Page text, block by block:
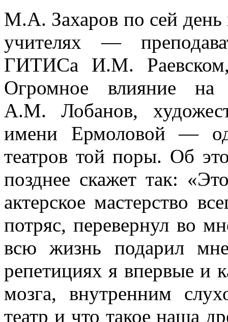
М.А. Захаров по сей день
учителях —
ГИТИСа И.М.
Огромное влияние на
А.М. Лобанов,
имени Ермоловой —
театров той поры. Об
позднее скажет так:
актерское мастерство
потряс, перевернул во
всю жизнь подарил
репетициях я впервые и
мозга, внутренним
театр и что такое наша